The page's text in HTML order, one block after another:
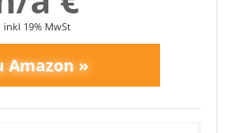
inkl 19% MwSt